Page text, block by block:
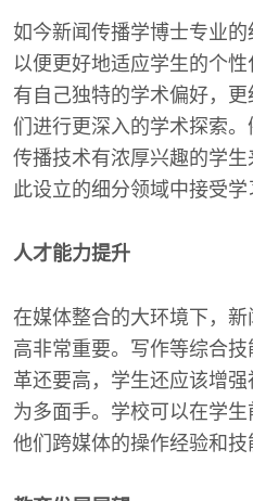
如今新闻传播学博士专业的
以便更好地适应学生的个
有自己独特的学术偏好，
们进行更深入的学术探索
传播技术有浓厚兴趣的学
此设立的细分领域中接受学
人才能力提升
在媒体整合的大环境下，
高非常重要。写作等综合
革还要高，学生还应该增
为多面手。学校可以在学
他们跨媒体的操作经验和技